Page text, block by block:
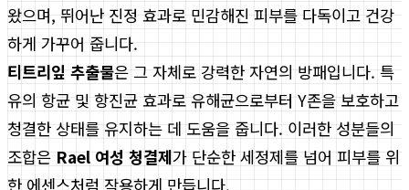
왔으며, 뛰어난 진정 효과로 민감해진 피부를 다독이고 건강
하게 가꾸어 줍니다.
티트리잎 추출물은 그 자체로 강력한 자연의 방패입니다. 특
유의 항균 및 항진균 효과로 유해균으로부터 Y존을 보호하고
청결한 상태를 유지하는 데 도움을 줍니다. 이러한 성분들의
조합은 Rael 여성 청결제가 단순한 세정제를 넘어 피부를 위
한 에센스처럼 작용하게 만듭니다.